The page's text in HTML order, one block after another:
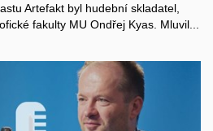
Artefakt byl hudební skladatel,
fakulty MU Ondřej Kyas. Mluvil...